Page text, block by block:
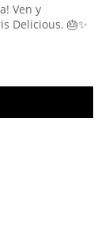
Ven y
Delicious. 🎂✨